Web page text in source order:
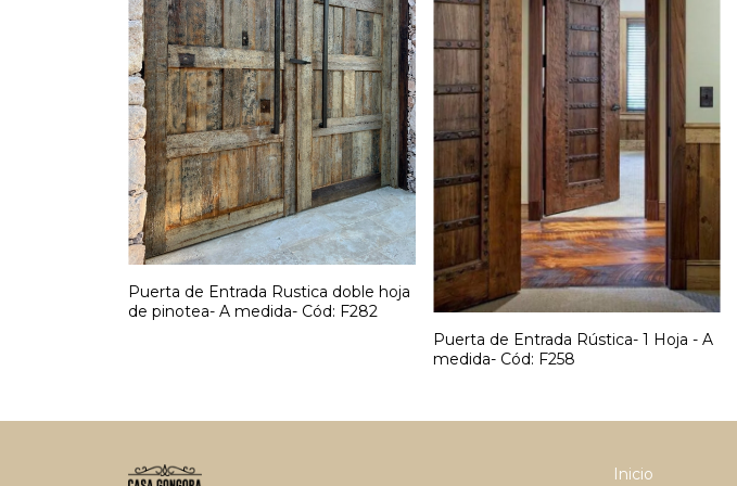
Puerta de Entrada Rustica doble hoja
de pinotea- A medida- Cód: F282
Puerta de Entrada Rústica- 1 Hoja - A
medida- Cód: F258
Inicio